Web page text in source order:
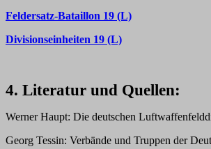
Feldersatz-Bataillon 19 (L)
Divisionseinheiten 19 (L)
4. Literatur und Quellen:
Werner Haupt: Die deutschen
Georg Tessin: Verbände und Truppen der